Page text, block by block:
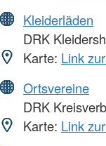
Kleiderläden
DRK
Karte: Link
Ortsvereine
DRK
Karte: Link